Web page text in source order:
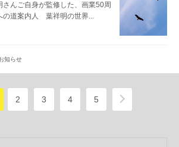
さんご自身が監修した、画業50周
の道案内人 葉祥明の世界...
知らせ
2 3 4 5